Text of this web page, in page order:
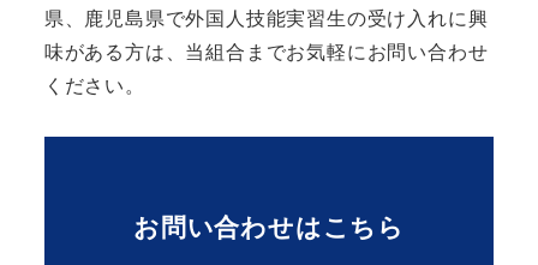
県、鹿児島県で外国人技能実習生の受け入れに興
味がある方は、当組合までお気軽にお問い合わせ
ください。
お問い合わせはこちら